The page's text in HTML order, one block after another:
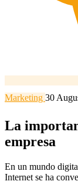
Marketing 30
La
empresa
En un mundo
Internet se ha